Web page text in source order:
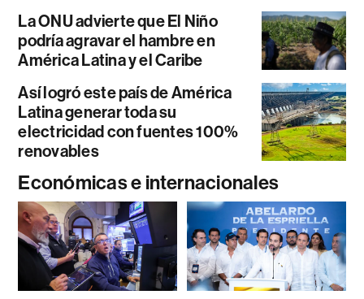
La ONU advierte que El Niño
podría agravar el hambre en
América Latina y el Caribe
Así logró este país de América
Latina generar toda su
electricidad con fuentes 100%
renovables
Económicas e internacionales